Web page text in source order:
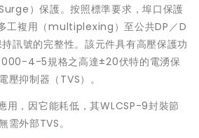
）保護。按照標準要求，埠口保護
工複用（multiplexing）至公共DP／D
訊號的完整性。該元件具有高壓保護功
4-5規格之高達±20伏特的電湧保
壓抑制器（TVS）。
用，因它能耗低，其WLCSP-9封裝節
需外部TVS。